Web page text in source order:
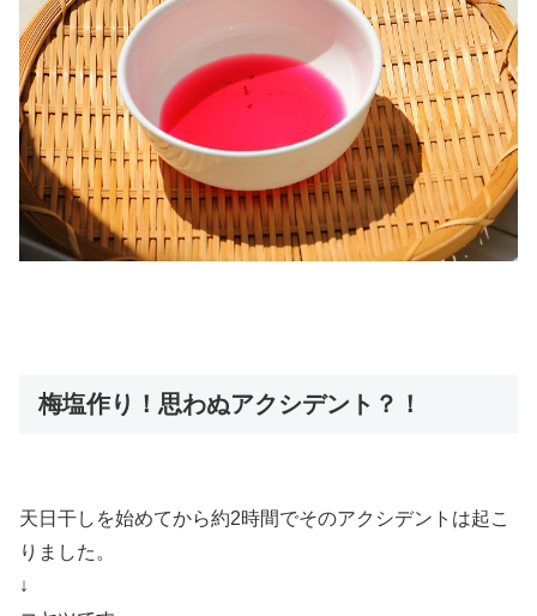
梅塩作り！思わぬアクシデント？！
天日干しを始めてから約2時間でそのアクシデントは起こ
りました。
↓